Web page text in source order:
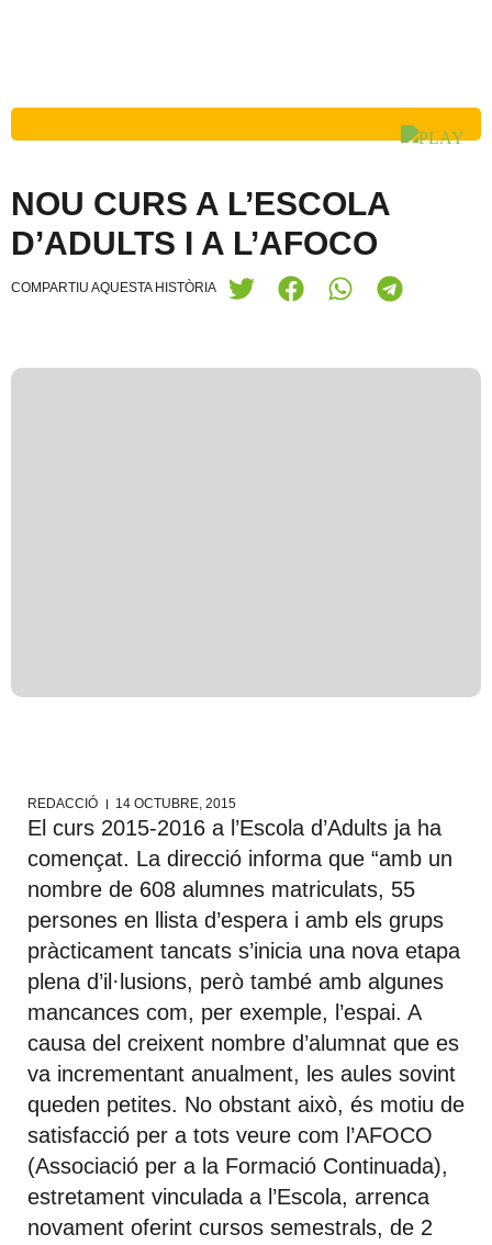
NOU CURS A L’ESCOLA
D’ADULTS I A L’AFOCO
COMPARTIU AQUESTA HISTÒRIA
REDACCIÓ 14 OCTUBRE, 2015
El curs 2015-2016 a l’Escola d’Adults ja ha
començat. La direcció informa que “amb un
nombre de 608 alumnes matriculats, 55
persones en llista d’espera i amb els grups
pràcticament tancats s’inicia una nova etapa
plena d’il·lusions, però també amb algunes
mancances com, per exemple, l’espai. A
causa del creixent nombre d’alumnat que es
va incrementant anualment, les aules sovint
queden petites. No obstant això, és motiu de
satisfacció per a tots veure com l’AFOCO
(Associació per a la Formació Continuada),
estretament vinculada a l’Escola, arrenca
novament oferint cursos semestrals, de 2